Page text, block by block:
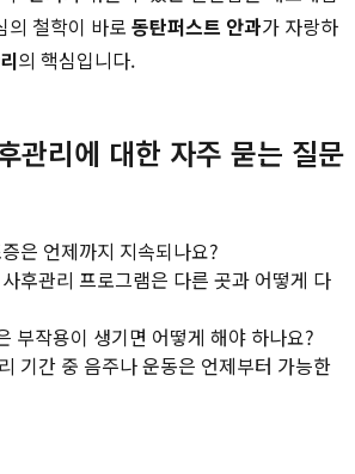
의 철학이 바로 동탄퍼스트 안과가 자랑하
의 핵심입니다.
관리에 대한 자주 묻는 질문
은 언제까지 지속되나요?
후관리 프로그램은 다른 곳과 어떻게 다
부작용이 생기면 어떻게 해야 하나요?
기간 중 음주나 운동은 언제부터 가능한